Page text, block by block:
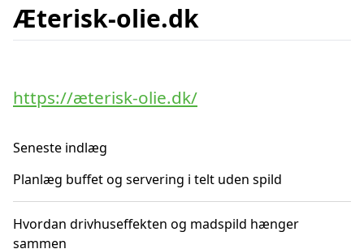
Æterisk-olie.dk
https://æterisk-olie.dk/
Seneste indlæg
Planlæg buffet og servering i telt uden spild
Hvordan drivhuseffekten og madspild hænger
sammen